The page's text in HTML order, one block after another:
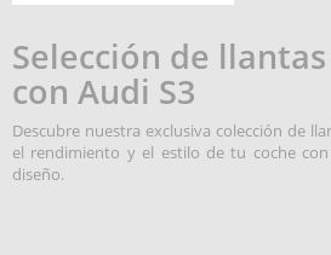
Selección de
con Audi S3
Descubre nuestra exclusiva colección de
el rendimiento y el estilo de tu coche
diseño.